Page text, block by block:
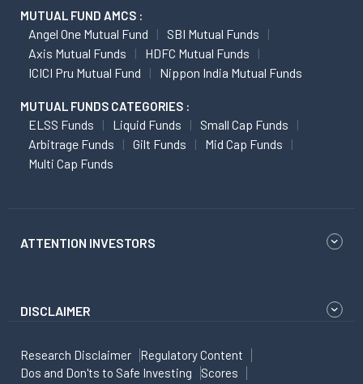
MUTUAL FUND AMCS :
Angel One Mutual Fund
SBI Mutual Funds
Axis Mutual Funds
HDFC Mutual Funds
ICICI Pru Mutual Fund
Nippon India Mutual Funds
MUTUAL FUNDS CATEGORIES :
ELSS Funds Liquid Funds
Small Cap Funds
Arbitrage Funds
Gilt Funds
Mid Cap Funds
Multi Cap Funds
ATTENTION INVESTORS
DISCLAIMER
Research Disclaimer
Regulatory Content
Dos and Don'ts to Safe Investing
Scores